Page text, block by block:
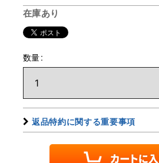
在庫あり
数量:
返品特約に関する重要事項